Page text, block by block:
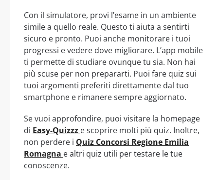
Con il simulatore, provi l’esame in un ambiente
simile a quello reale. Questo ti aiuta a sentirti
sicuro e pronto. Puoi anche monitorare i tuoi
progressi e vedere dove migliorare. L’app mobile
ti permette di studiare ovunque tu sia. Non hai
più scuse per non prepararti. Puoi fare quiz sui
tuoi argomenti preferiti direttamente dal tuo
smartphone e rimanere sempre aggiornato.
Se vuoi approfondire, puoi visitare la homepage
di Easy-Quizzz e scoprire molti più quiz. Inoltre,
non perdere i Quiz Concorsi Regione Emilia
Romagna e altri quiz utili per testare le tue
conoscenze.